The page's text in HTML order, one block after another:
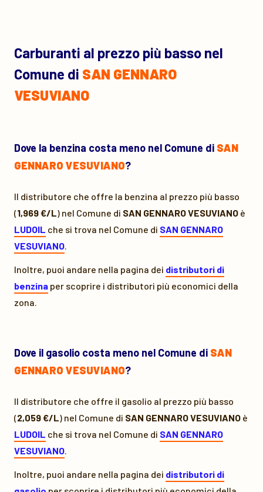
Carburanti al prezzo più basso nel
Comune di SAN GENNARO
VESUVIANO
Dove la benzina costa meno nel Comune di SAN
GENNARO VESUVIANO?
Il distributore che offre la benzina al prezzo più basso
(1,969 €/L) nel Comune di SAN GENNARO VESUVIANO è
LUDOIL che si trova nel Comune di SAN GENNARO
VESUVIANO.
Inoltre, puoi andare nella pagina dei distributori di
benzina per scoprire i distributori più economici della
zona.
Dove il gasolio costa meno nel Comune di SAN
GENNARO VESUVIANO?
Il distributore che offre il gasolio al prezzo più basso
(2,059 €/L) nel Comune di SAN GENNARO VESUVIANO è
LUDOIL che si trova nel Comune di SAN GENNARO
VESUVIANO.
Inoltre, puoi andare nella pagina dei distributori di